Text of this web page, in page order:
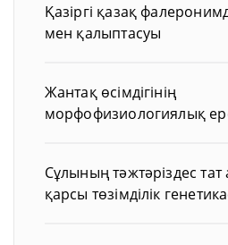
Қазіргі қазақ
мен қалыптасуы
Жантақ өсімдігінің
морфофизиологиялық
Сұлының тәжтәріздес
қарсы төзімділік